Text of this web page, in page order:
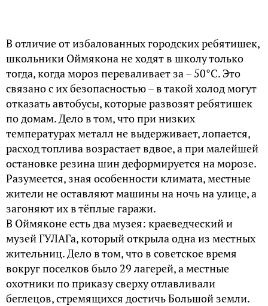
В отличие от избалованных городских ребятишек,
школьники Оймякона не ходят в школу только
тогда, когда мороз переваливает за – 50°C. Это
связано с их безопасностью – в такой холод могут
отказать автобусы, которые развозят ребятишек
по домам. Дело в том, что при низких
температурах металл не выдерживает, лопается,
расход топлива возрастает вдвое, а при малейшей
остановке резина шин деформируется на морозе.
Разумеется, зная особенности климата, местные
жители не оставляют машины на ночь на улице, а
загоняют их в тёплые гаражи.
В Оймяконе есть два музея: краеведческий и
музей ГУЛАГа, который открыла одна из местных
жительниц. Дело в том, что в советское время
вокруг поселков было 29 лагерей, а местные
охотники по приказу сверху отлавливали
беглецов, стремящихся достичь Большой земли.